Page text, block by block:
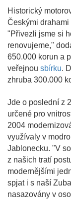
Historický
Českými
"Přivezli jsme si
renovujeme,"
650.000 korun a
veřejnou sbírku.
zhruba 300.000
Jde o poslední z
určené pro
2004
využívaly v
Jablonecku. "V
z našich tratí
modernějšími
spjat i s naší
nasazovány v